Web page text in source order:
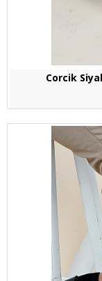
Corcik